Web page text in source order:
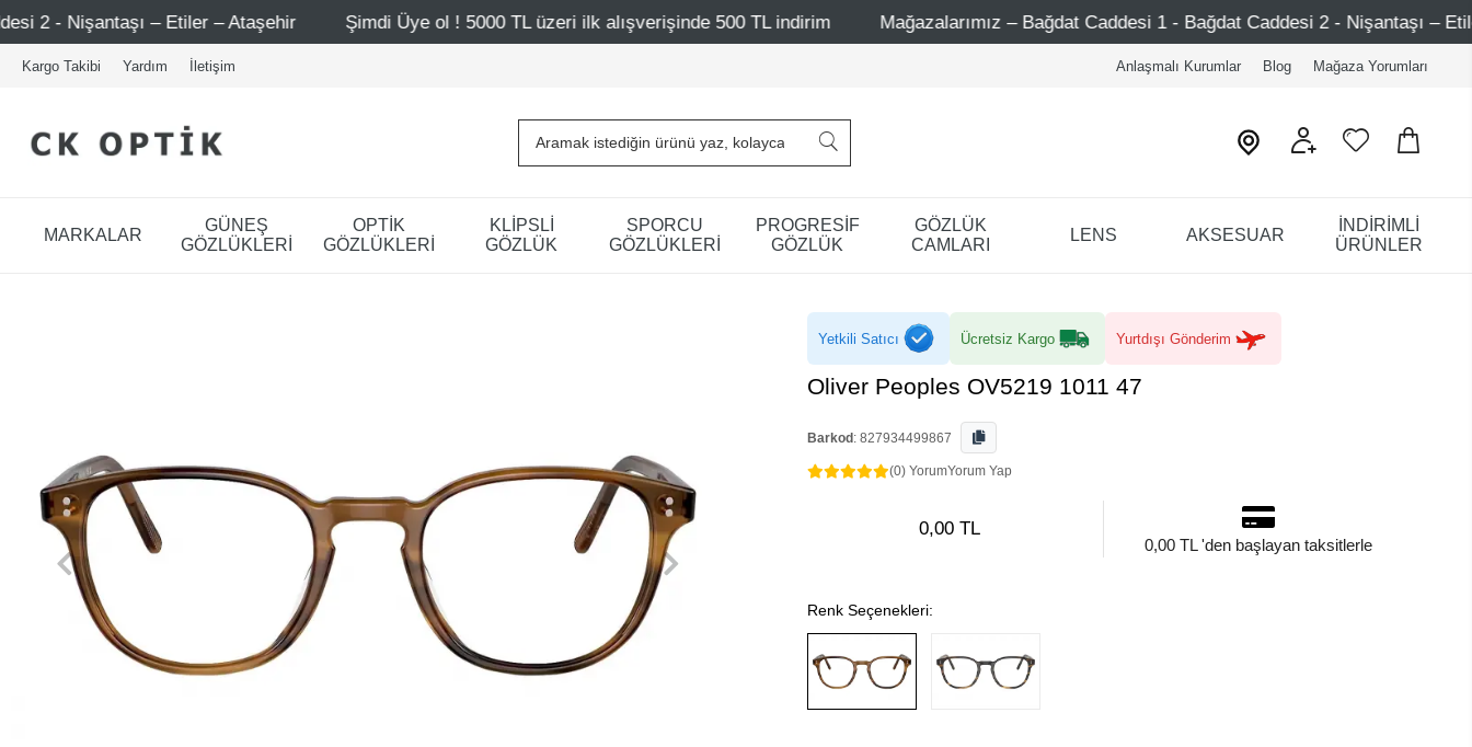
– Ataşehir Şimdi Üye ol ! 5000 TL üzeri ilk alışverişinde 500 TL indirim Mağazalarımız – Bağdat Caddesi 1 - Bağdat Caddesi 2 - Nişantaşı – Etiler – Ataşehir
Kargo Takibi Yardım İletişim Anlaşmalı Kurumlar Blog Mağaza Yorumları
MARKALAR
GÜNEŞ
GÖZLÜKLERİ
OPTİK
GÖZLÜKLERİ
KLİPSLİ
GÖZLÜK
SPORCU
GÖZLÜKLERİ
PROGRESİF
GÖZLÜK
GÖZLÜK
CAMLARI
LENS AKSESUAR
İNDİRİMLİ
ÜRÜNLER
Yetkili Satıcı Ücretsiz Kargo Yurtdışı Gönderim
Oliver Peoples OV5219 1011 47
Barkod : 827934499867
(0) YorumYorum Yap
0,00 TL
0,00 TL 'den başlayan taksitlerle
Renk Seçenekleri: